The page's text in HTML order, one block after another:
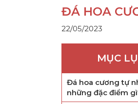
ĐÁ HOA
22/05/2023
MỤC
Đá hoa cương tự
những đặc điểm